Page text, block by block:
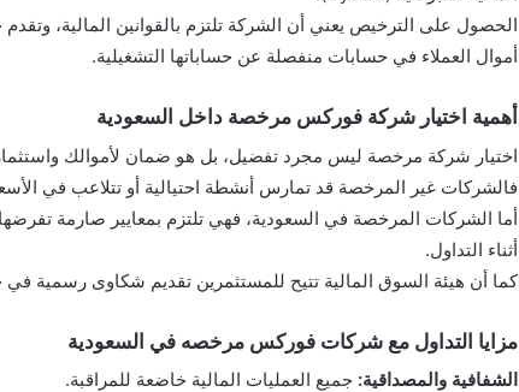
الحصول على الترخيص يعني أن الشركة تلتزم بالقوانين المالية،
أموال العملاء في حسابات منفصلة عن حساباتها التشغيلية.
أهمية اختيار شركة فوركس مرخصة داخل السعودية
اختيار شركة مرخصة ليس مجرد تفضيل، بل هو ضمان لأموالك
فالشركات غير المرخصة قد تمارس أنشطة احتيالية أو تتلاعب في
أما الشركات المرخصة في السعودية، فهي تلتزم بمعايير صارمة
أثناء التداول.
كما أن هيئة السوق المالية تتيح للمستثمرين تقديم شكاوى رسمية
مزايا التداول مع شركات فوركس مرخصه في السعودية
الشفافية والمصداقية: جميع العمليات المالية خاضعة للمراقبة.